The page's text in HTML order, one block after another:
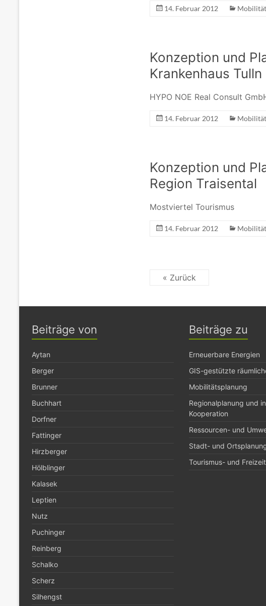
14. Februar 2012
Konzeption und
Krankenhaus Tulln
HYPO NOE Real Consult
14. Februar 2012
Konzeption und
Region Traisental
Mostviertel Tourismus
14. Februar 2012
« Zurück
Beiträge von
Aytan
Berger
Brunner
Buchhart
Dorfner
Fattinger
Hirzberger
Hölblinger
Kalasek
Leptien
Nutz
Puchinger
Reinberg
Schalko
Scherz
Silhengst
Beiträge zu
Erneuerbare Energien
GIS-gestützte
Mobilitätsplanung
Regionalplanung und
Kooperation
Ressourcen- und
Stadt- und
Tourismus- und